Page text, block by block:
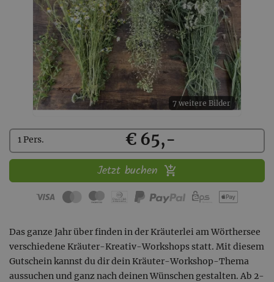
7 weitere Bilder
Kaufen
1 Pers. € 65,-
Jetzt buchen
Das ganze Jahr über finden in der Kräuterlei am Wörthersee
verschiedene Kräuter-Kreativ-Workshops statt. Mit diesem
Gutschein kannst du dir dein Kräuter-Workshop-Thema
aussuchen und ganz nach deinen Wünschen gestalten. Ab 2-